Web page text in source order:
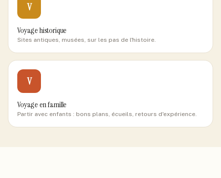
V
Voyage historique
Sites antiques, musées, sur les pas de l'histoire.
V
Voyage en famille
Partir avec enfants : bons plans, écueils, retours d'expérience.